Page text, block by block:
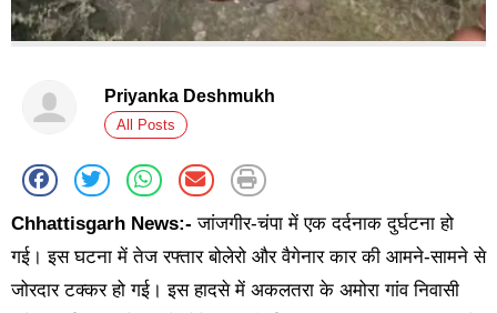
Priyanka Deshmukh
All Posts
Chhattisgarh News:- जांजगीर-चंपा में एक दर्दनाक दुर्घटना हो
गई। इस घटना में तेज रफ्तार बोलेरो और वैगेनार कार की आमने-सामने से
जोरदार टक्कर हो गई। इस हादसे में अकलतरा के अमोरा गांव निवासी